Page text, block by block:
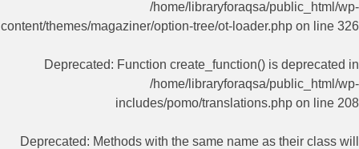
/home/libraryforaqsa/public_html/wp-
content/themes/magaziner/option-tree/ot-loader.php on line 326
Deprecated: Function create_function() is deprecated in
/home/libraryforaqsa/public_html/wp-
includes/pomo/translations.php on line 208
Deprecated: Methods with the same name as their class will